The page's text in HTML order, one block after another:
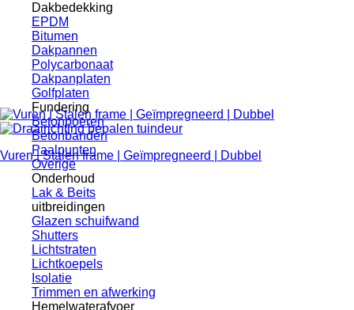
Dakbedekking
EPDM
Bitumen
Dakpannen
Polycarbonaat
Dakpanplaten
Golfplaten
Fundering
Betonpoeren
Betonbanden
Paalpunten
Overige
Onderhoud
Lak & Beits
uitbreidingen
Glazen schuifwand
Shutters
Lichtstraten
Lichtkoepels
Isolatie
Trimmen en afwerking
Hemelwaterafvoer
Vuren | Stalen frame | Geïmpregneerd | Dubbel